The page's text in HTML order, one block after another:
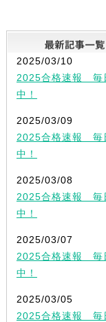
2025/03/10
2025合格速報 毎
中！
2025/03/09
2025合格速報 毎
中！
2025/03/08
2025合格速報 毎
中！
2025/03/07
2025合格速報 毎
中！
2025/03/05
2025合格速報 毎